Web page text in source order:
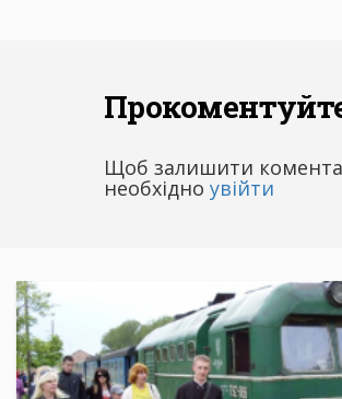
Щоб залишити
необхідно увійти